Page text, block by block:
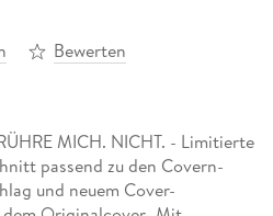
Bewerten
MICH. NICHT. - Limitierte
passend zu den Covern-
und neuem Cover-